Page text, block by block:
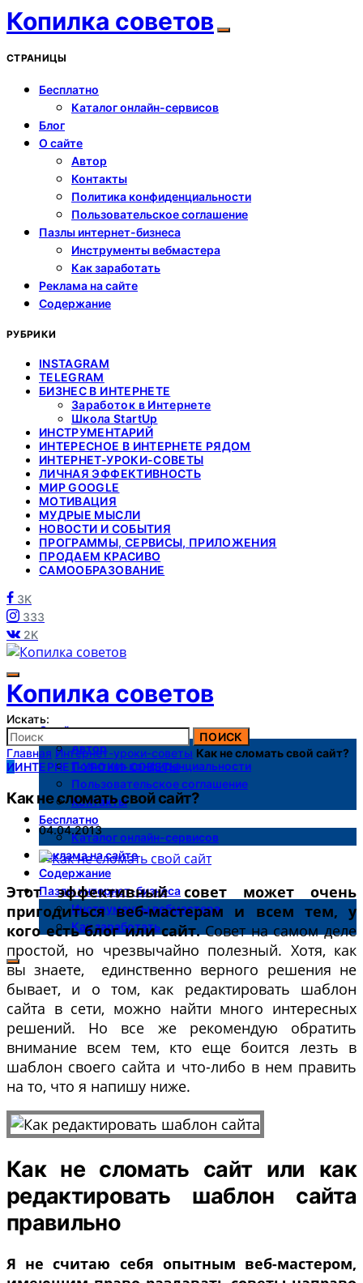
Копилка советов
СТРАНИЦЫ
Бесплатно
Каталог онлайн-сервисов
Блог
О сайте
Автор
Контакты
Политика конфиденциальности
Пользовательское соглашение
Пазлы интернет-бизнеса
Инструменты вебмастера
Как заработать
Реклама на сайте
Содержание
РУБРИКИ
INSTAGRAM
TELEGRAM
БИЗНЕС В ИНТЕРНЕТЕ
Заработок в Интернете
Школа StartUp
ИНСТРУМЕНТАРИЙ
ИНТЕРЕСНОЕ В ИНТЕРНЕТЕ РЯДОМ
ИНТЕРНЕТ-УРОКИ-СОВЕТЫ
ЛИЧНАЯ ЭФФЕКТИВНОСТЬ
МИР GOOGLE
МОТИВАЦИЯ
МУДРЫЕ МЫСЛИ
НОВОСТИ И СОБЫТИЯ
ПРОГРАММЫ, СЕРВИСЫ, ПРИЛОЖЕНИЯ
ПРОДАЕМ КРАСИВО
САМООБРАЗОВАНИЕ
3K
333
2K
Копилка советов
О сайте
Автор
Политика конфиденциальности
Пользовательское соглашение
Контакты
Бесплатно
Каталог онлайн-сервисов
Реклама на сайте
Содержание
Пазлы интернет-бизнеса
Инструменты вебмастера
Как заработать
Искать:
ПОИСК
Главная Интернет-уроки-советы Как не сломать свой сайт?
ИИНТЕРНЕТ-УРОКИ-СОВЕТЫ
Как не сломать свой сайт?
04.04.2013
Этот эффективный совет может очень
пригодиться веб-мастерам и всем тем, у
кого есть блог или сайт.Совет на самом деле
простой, но чрезвычайно полезный. Хотя, как
вы знаете, единственно верного решения не
бывает, и о том, как редактировать шаблон
сайта в сети, можно найти много интересных
решений. Но все же рекомендую обратить
внимание всем тем, кто еще боится лезть в
шаблон своего сайта и что-либо в нем править
на то, что я напишу ниже.
Как не сломать сайт или как
редактировать шаблон сайта
правильно
Я не считаю себя опытным веб-мастером,